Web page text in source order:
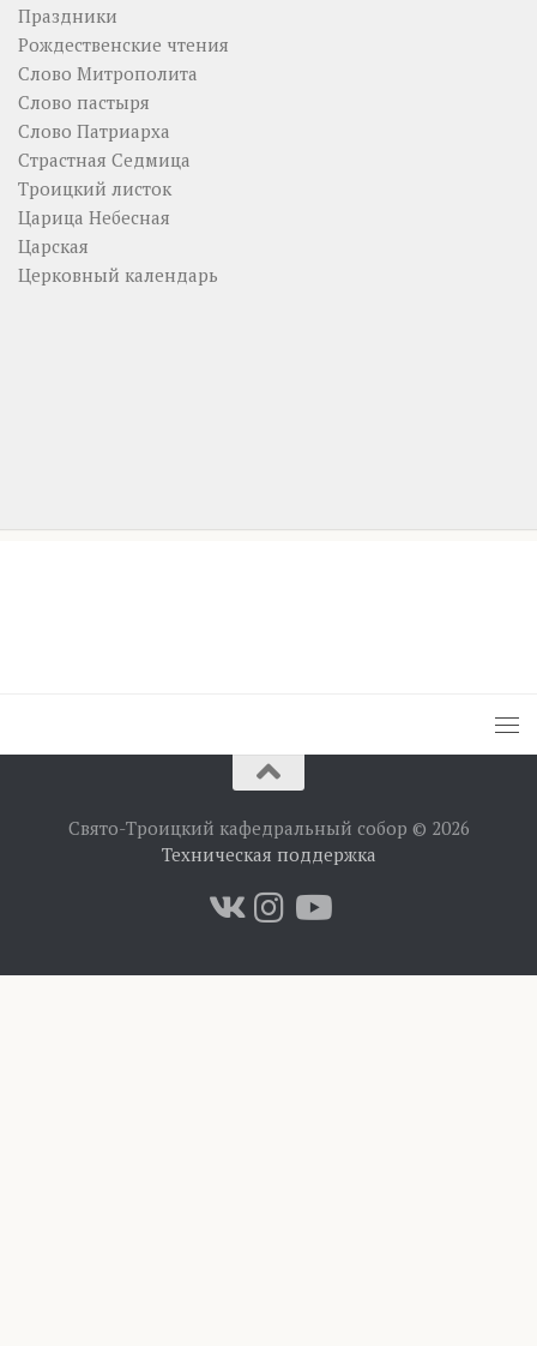
Праздники
Рождественские чтения
Слово Митрополита
Слово пастыря
Слово Патриарха
Страстная Седмица
Троицкий листок
Царица Небесная
Царская
Церковный календарь
Свято-Троицкий кафедральный собор © 2026
Техническая поддержка